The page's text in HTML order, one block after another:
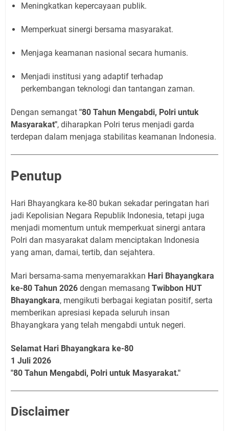
Meningkatkan kepercayaan publik.
Memperkuat sinergi bersama masyarakat.
Menjaga keamanan nasional secara humanis.
Menjadi institusi yang adaptif terhadap
perkembangan teknologi dan tantangan zaman.
Dengan semangat "80 Tahun Mengabdi, Polri untuk
Masyarakat", diharapkan Polri terus menjadi garda
terdepan dalam menjaga stabilitas keamanan Indonesia.
Penutup
Hari Bhayangkara ke-80 bukan sekadar peringatan hari
jadi Kepolisian Negara Republik Indonesia, tetapi juga
menjadi momentum untuk memperkuat sinergi antara
Polri dan masyarakat dalam menciptakan Indonesia
yang aman, damai, tertib, dan sejahtera.
Mari bersama-sama menyemarakkan Hari Bhayangkara
ke-80 Tahun 2026 dengan memasang Twibbon HUT
Bhayangkara, mengikuti berbagai kegiatan positif, serta
memberikan apresiasi kepada seluruh insan
Bhayangkara yang telah mengabdi untuk negeri.
Selamat Hari Bhayangkara ke-80
1 Juli 2026
"80 Tahun Mengabdi, Polri untuk Masyarakat."
Disclaimer